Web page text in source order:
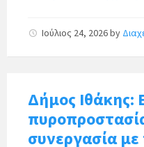
Ιούλιος 24, 2026by
Δήμος Ιθάκης:
συνεργασία